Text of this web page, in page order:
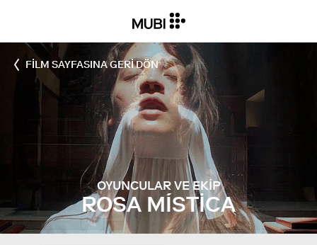
FILM SAYFASINA GERI DÖN
ROSA MÍSTICA
OYUNCULAR VE EKIP